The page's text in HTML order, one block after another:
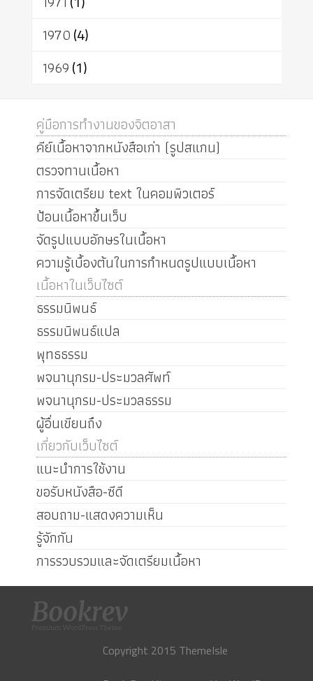
1970(4)
1969(1)
คู่มือการทำงานของจิตอาสา
คีย์เนื้อหาจากหนังสือเก่า (รูปสแกน)
ตรวจทานเนื้อหา
การจัดเตรียม text ในคอมพิวเตอร์
ป้อนเนื้อหาขึ้นเว็บ
จัดรูปแบบอักษรในเนื้อหา
ความรู้เบื้องต้นในการกำหนดรูปแบบเนื้อหา
เนื้อหาในเว็บไซต์
ธรรมนิพนธ์
ธรรมนิพนธ์แปล
พุทธธรรม
พจนานุกรม-ประมวลศัพท์
พจนานุกรม-ประมวลธรรม
ผู้อื่นเขียนถึง
เกี่ยวกับเว็บไซต์
แนะนำการใช้งาน
ขอรับหนังสือ-ซีดี
สอบถาม-แสดงความเห็น
รู้จักกัน
การรวบรวมและจัดเตรียมเนื้อหา
Copyright 2015 ThemeIsle